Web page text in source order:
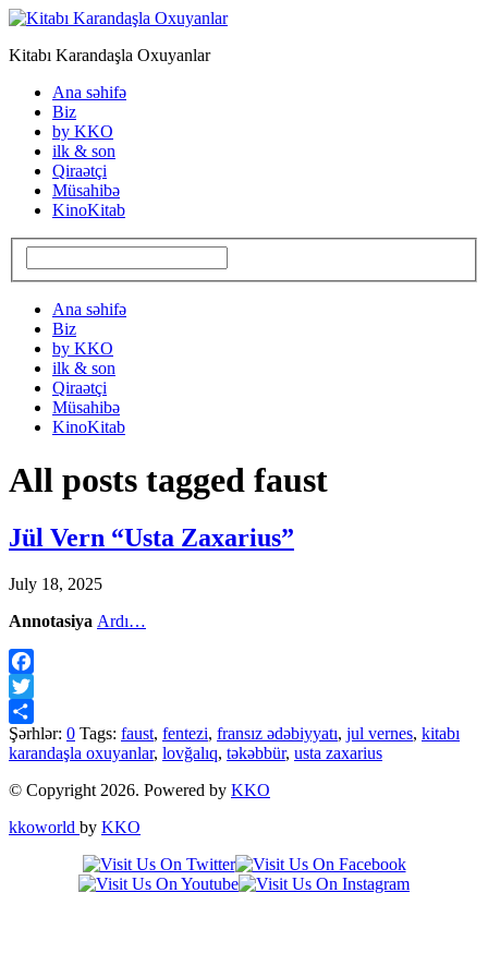
Kitabı Karandaşla Oxuyanlar
Ana səhifə
Biz
by KKO
ilk & son
Qiraətçi
Müsahibə
KinoKitab
Ana səhifə
Biz
by KKO
ilk & son
Qiraətçi
Müsahibə
KinoKitab
All posts tagged faust
Jül Vern “Usta Zaxarius”
July 18, 2025
Annotasiya Ardı…
Facebook
Twitter
Share
Şərhlər: 0 Tags: faust, fentezi, fransız ədəbiyyatı, jul vernes, kitabı
karandaşla oxuyanlar, lovğalıq, təkəbbür, usta zaxarius
© Copyright 2026. Powered by KKO
kkoworld by KKO